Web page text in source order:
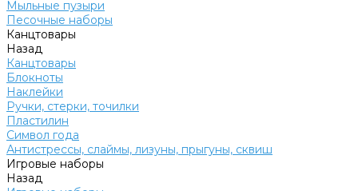
Мыльные пузыри
Песочные наборы
Канцтовары
Назад
Канцтовары
Блокноты
Наклейки
Ручки, стерки, точилки
Пластилин
Символ года
Антистрессы, слаймы, лизуны, прыгуны, сквиш
Игровые наборы
Назад